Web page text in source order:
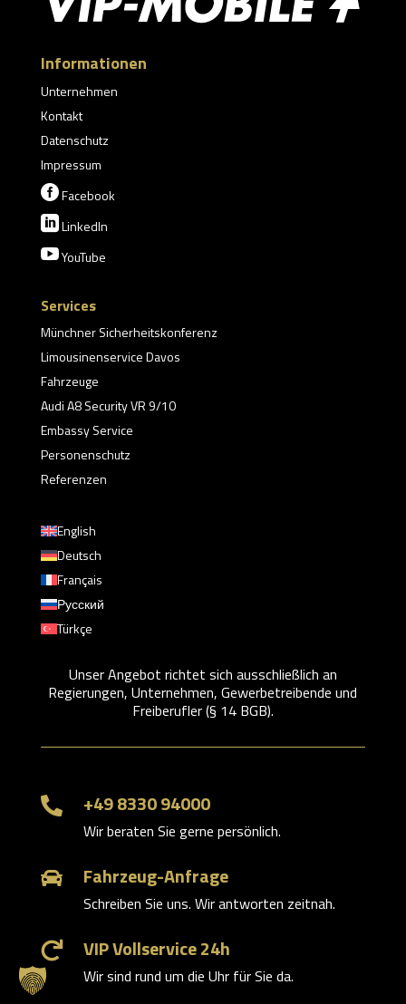
Informationen
Unternehmen
Kontakt
Datenschutz
Impressum
Facebook
LinkedIn
YouTube
Services
Münchner Sicherheitskonferenz
Limousinenservice Davos
Fahrzeuge
Audi A8 Security VR 9/10
Embassy Service
Personenschutz
Referenzen
English
Deutsch
Français
Русский
Türkçe
Unser Angebot richtet sich ausschließlich an
Regierungen, Unternehmen, Gewerbetreibende und
Freiberufler (§ 14 BGB).
 +49 8330 94000
Wir beraten Sie gerne persönlich.
 Fahrzeug-Anfrage
Schreiben Sie uns. Wir antworten zeitnah.
 VIP Vollservice 24h
Wir sind rund um die Uhr für Sie da.